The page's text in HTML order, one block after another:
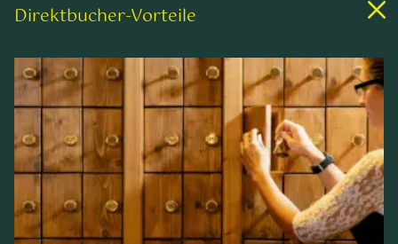
Österreich
hotel@praegant.at
Links
Zimmer & Preise
Wellness & Spa
Freizeitaktivitäten
Kontakt & Service
Direktbucher-Vorteile